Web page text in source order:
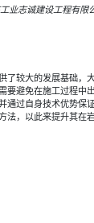
业志诚建设工程有限
了较大的发展基础，
要避免在施工过程中
通过自身技术优势保
法，以此来提升其在